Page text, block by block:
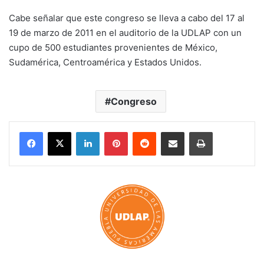
Cabe señalar que este congreso se lleva a cabo del 17 al
19 de marzo de 2011 en el auditorio de la UDLAP con un
cupo de 500 estudiantes provenientes de México,
Sudamérica, Centroamérica y Estados Unidos.
Congreso
LinkedInPinterestReddit Share via Email Print